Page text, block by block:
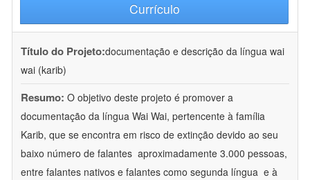
Currículo
Título do Projeto:documentação e descrição da língua wai
wai (karib)
Resumo: O objetivo deste projeto é promover a
documentação da língua Wai Wai, pertencente à família
Karib, que se encontra em risco de extinção devido ao seu
baixo número de falantes  aproximadamente 3.000 pessoas,
entre falantes nativos e falantes como segunda língua  e à